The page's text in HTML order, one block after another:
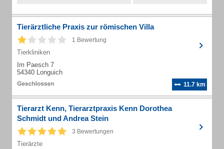
Tierärztliche Praxis zur römischen Villa
1 Bewertung
Tierkliniken
Im Paesch 7
54340 Longuich
11.7 km
Tierarzt Kenn, Tierarztpraxis Kenn Dorothea
Schmidt und Andrea Stein
3 Bewertungen
Tierärzte